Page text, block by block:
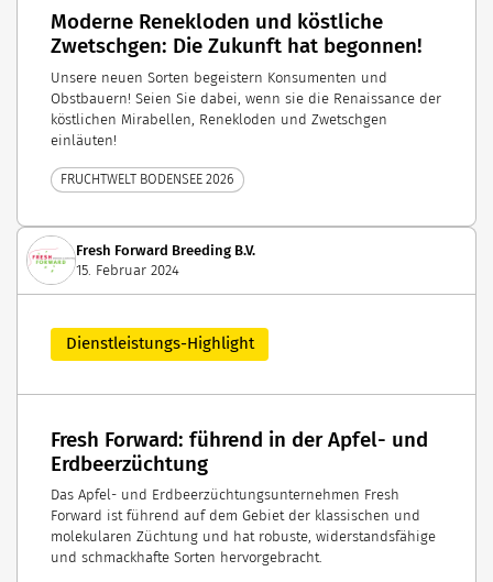
Moderne Renekloden und köstliche
Zwetschgen: Die Zukunft hat begonnen!
Unsere neuen Sorten begeistern Konsumenten und
Obstbauern! Seien Sie dabei, wenn sie die Renaissance der
köstlichen Mirabellen, Renekloden und Zwetschgen
einläuten!
FRUCHTWELT BODENSEE 2026
Fresh Forward Breeding B.V.
15. Februar 2024
Dienstleistungs-Highlight
Fresh Forward: führend in der Apfel- und
Erdbeerzüchtung
Das Apfel- und Erdbeerzüchtungsunternehmen Fresh
Forward ist führend auf dem Gebiet der klassischen und
molekularen Züchtung und hat robuste, widerstandsfähige
und schmackhafte Sorten hervorgebracht.